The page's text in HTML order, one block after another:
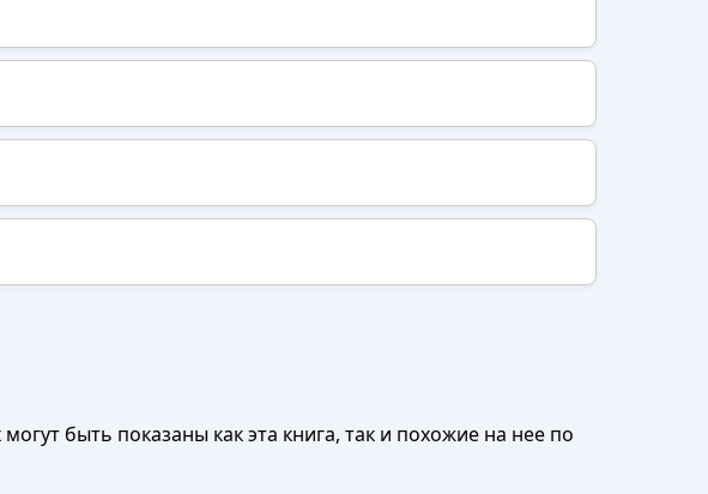
быть показаны как эта книга, так и похожие на нее по